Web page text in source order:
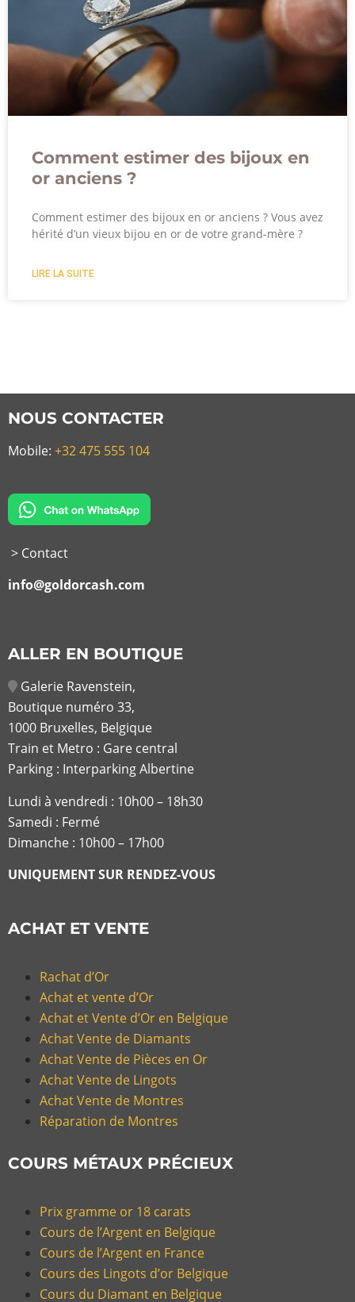
Comment estimer des bijoux en
or anciens ?
Comment estimer des bijoux en or anciens ? Vous avez
hérité d’un vieux bijou en or de votre grand-mère ?
LIRE LA SUITE
NOUS CONTACTER
Mobile: +32 475 555 104
> Contact
info@goldorcash.com
ALLER EN BOUTIQUE
Galerie Ravenstein,
Boutique numéro 33,
1000 Bruxelles, Belgique
Train et Metro : Gare central
Parking : Interparking Albertine
Lundi à vendredi : 10h00 – 18h30
Samedi : Fermé
Dimanche : 10h00 – 17h00
UNIQUEMENT SUR RENDEZ-VOUS
ACHAT ET VENTE
Rachat d’Or
Achat et vente d’Or
Achat et Vente d’Or en Belgique
Achat Vente de Diamants
Achat Vente de Pièces en Or
Achat Vente de Lingots
Achat Vente de Montres
Réparation de Montres
COURS MÉTAUX PRÉCIEUX
Prix gramme or 18 carats
Cours de l’Argent en Belgique
Cours de l’Argent en France
Cours des Lingots d’or Belgique
Cours du Diamant en Belgique